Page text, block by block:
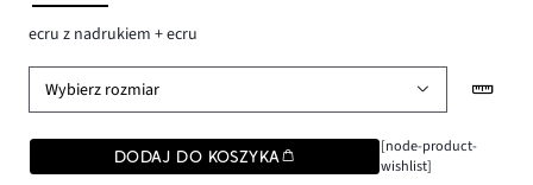
ecru z nadrukiem + ecru
Wybierz rozmiar
DODAJ DO KOSZYKA
[node-product-
wishlist]